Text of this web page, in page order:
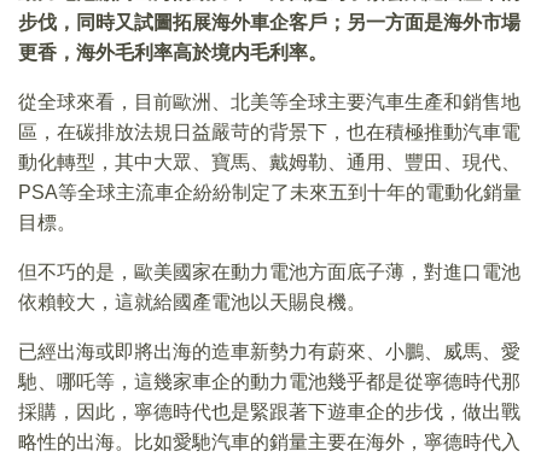
步伐，同時又試圖拓展海外車企客戶；另一方面是海外市場
更香，海外毛利率高於境内毛利率。
從全球來看，目前歐洲、北美等全球主要汽車生產和銷售地
區，在碳排放法規日益嚴苛的背景下，也在積極推動汽車電
動化轉型，其中大眾、寶馬、戴姆勒、通用、豐田、現代、
PSA等全球主流車企紛紛制定了未來五到十年的電動化銷量
目標。
但不巧的是，歐美國家在動力電池方面底子薄，對進口電池
依賴較大，這就給國產電池以天賜良機。
已經出海或即將出海的造車新勢力有蔚來、小鵬、威馬、愛
馳、哪吒等，這幾家車企的動力電池幾乎都是從寧德時代那
採購，因此，寧德時代也是緊跟著下遊車企的步伐，做出戰
略性的出海。比如愛馳汽車的銷量主要在海外，寧德時代入